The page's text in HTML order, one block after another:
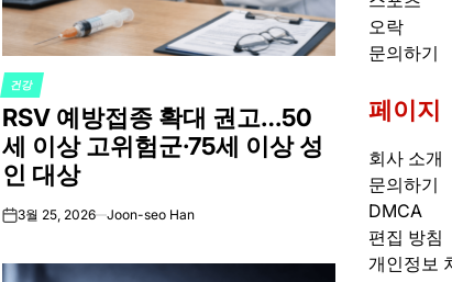
POSTED
IN
건강
RSV 예방접종 확대 권고…50
세 이상 고위험군·75세 이상 성
인 대상
on3월 25, 2026 Joon-seo Han
오락
문의하기
페이지
회사 소개
문의하기
DMCA
편집 방침
개인정보